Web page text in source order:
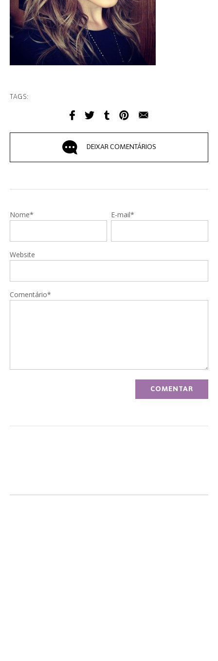
TAGS:
DEIXAR COMENTÁRIOS
Nome* E-mail*
Website
Comentário*